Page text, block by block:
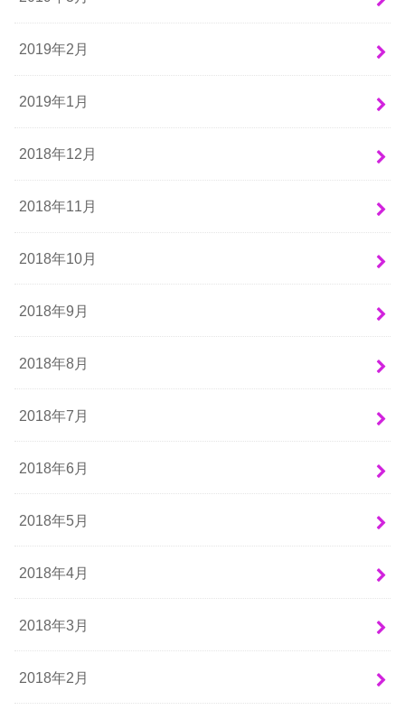
2019年2月
2019年1月
2018年12月
2018年11月
2018年10月
2018年9月
2018年8月
2018年7月
2018年6月
2018年5月
2018年4月
2018年3月
2018年2月